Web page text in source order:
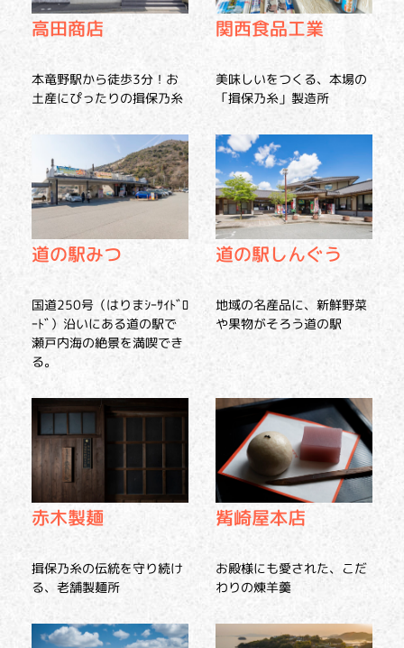
高田商店
本竜野駅から徒歩3分！お
土産にぴったりの揖保乃糸
関西食品工業
美味しいをつくる、本場の
「揖保乃糸」製造所
道の駅みつ
国道250号（はりまｼｰｻｲﾄﾞﾛ
ｰﾄﾞ）沿いにある道の駅で
瀬戸内海の絶景を満喫でき
る。
道の駅しんぐう
地域の名産品に、新鮮野菜
や果物がそろう道の駅
赤木製麺
揖保乃糸の伝統を守り続け
る、老舗製麺所
觜崎屋本店
お殿様にも愛された、こだ
わりの煉羊羹